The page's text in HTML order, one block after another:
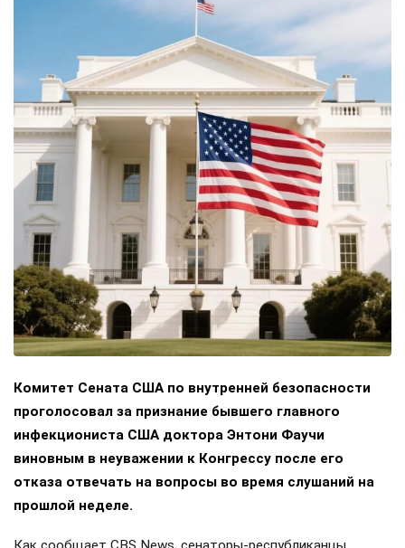
Комитет Сената США по внутренней безопасности
проголосовал за признание бывшего главного
инфекциониста США доктора Энтони Фаучи
виновным в неуважении к Конгрессу после его
отказа отвечать на вопросы во время слушаний на
прошлой неделе.